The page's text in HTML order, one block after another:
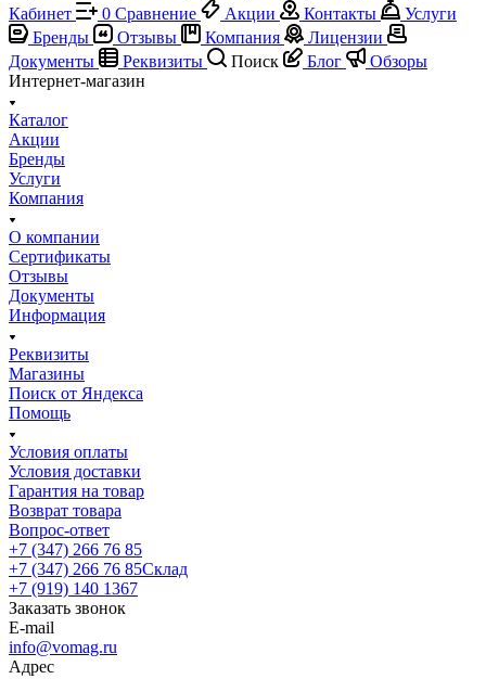
Кабинет
0 Сравнение Акции Контакты
Услуги
Бренды
Отзывы Компания
Лицензии
Документы
Реквизиты Поиск Блог
Обзоры
Интернет-магазин
Каталог
Акции
Бренды
Услуги
Компания
О компании
Сертификаты
Отзывы
Документы
Информация
Реквизиты
Магазины
Поиск от Яндекса
Помощь
Условия оплаты
Условия доставки
Гарантия на товар
Возврат товара
Вопрос-ответ
+7 (347) 266 76 85
+7 (347) 266 76 85Склад
+7 (919) 140 1367
Заказать звонок
E-mail
info@vomag.ru
Адрес